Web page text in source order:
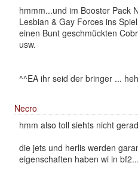
hmmm...und im Booster Pack
Lesbian & Gay Forces ins
einen Bunt geschmückten
usw.
^^EA ihr seid der bringer ...
Necro
hmm also toll siehts nicht
die jets und herlis werden
eigenschaften haben wi in